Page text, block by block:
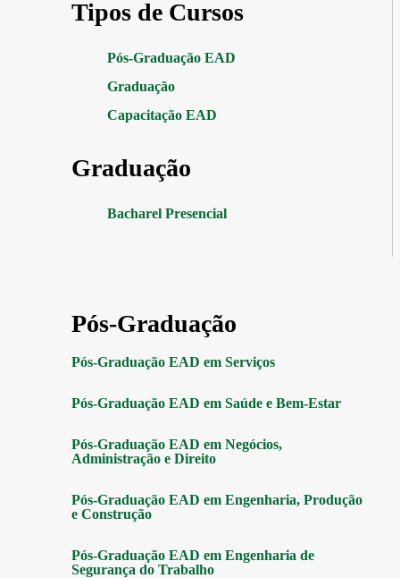
Tipos de Cursos
Pós-Graduação EAD
Graduação
Capacitação EAD
Graduação
Bacharel Presencial
Pós-Graduação
Pós-Graduação EAD em Serviços
Pós-Graduação EAD em Saúde e Bem-Estar
Pós-Graduação EAD em Negócios,
Administração e Direito
Pós-Graduação EAD em Engenharia, Produção
e Construção
Pós-Graduação EAD em Engenharia de
Segurança do Trabalho